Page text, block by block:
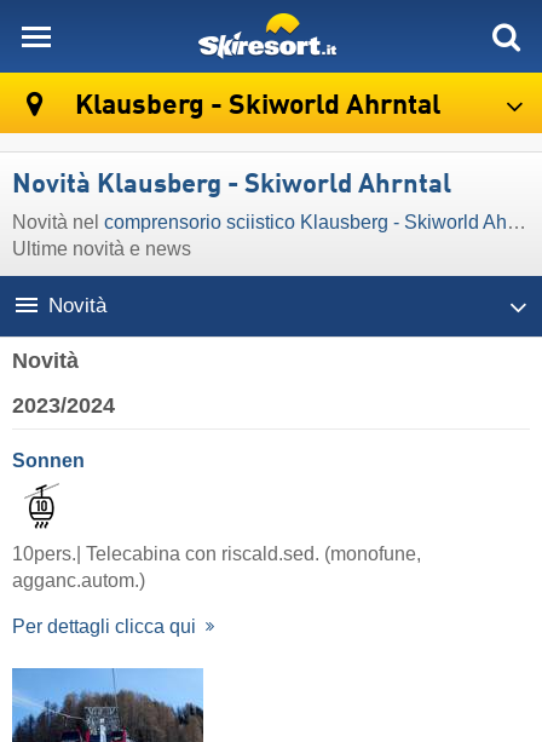
Klausberg - Skiworld Ahrntal
Novità Klausberg - Skiworld Ahrntal
Novità nel comprensorio sciistico Klausberg - Skiworld Ahrntal
Ultime novità e news
Novità
Novità
2023/2024
Sonnen
10pers.| Telecabina con riscald.sed. (monofune,
agganc.autom.)
Per dettagli clicca qui